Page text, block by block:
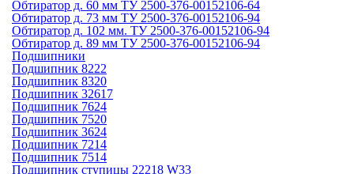
Обтиратор д. 60 мм ТУ 2500-376-00152106-64
Обтиратор д. 73 мм ТУ 2500-376-00152106-94
Обтиратор д. 102 мм. ТУ 2500-376-00152106-94
Обтиратор д. 89 мм ТУ 2500-376-00152106-94
Подшипники
Подшипник 8222
Подшипник 8320
Подшипник 32617
Подшипник 7624
Подшипник 7520
Подшипник 3624
Подшипник 7214
Подшипник 7514
Подшипник ступицы 22218 W33